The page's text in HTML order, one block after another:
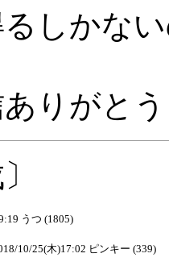
しかな
りがと
うつ (1805)
10/25(木)17:02 ピンキー (339)